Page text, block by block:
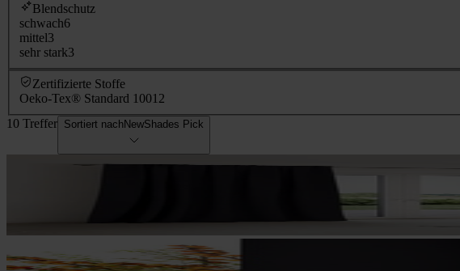
Blendschutz
schwach6
mittel3
sehr stark3
Zertifizierte Stoffe
Oeko-Tex® Standard 10012
10 Treffer Sortiert nachNewShades Pick